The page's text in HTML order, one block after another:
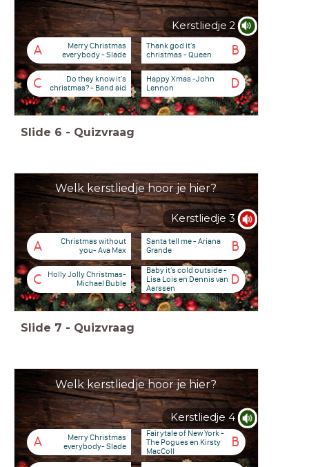
Kerstliedje 2
A
Merry Christmas
everybody - Slade
B
Thank god it's
christmas - Queen
C
Do they know it's
christmas? - Band aid
D
Happy Xmas -John
Lennon
Slide 6 - Quizvraag
Welk kerstliedje hoor je hier?
Kerstliedje 3
A
Christmas without
you- Ava Max
B
Santa tell me - Ariana
Grande
C
Holly Jolly Christmas-
Michael Buble
D
Baby it's cold outside -
Lisa Lois en Dennis van
Aarssen
Slide 7 - Quizvraag
Welk kerstliedje hoor je hier?
Kerstliedje 4
A
Merry Christmas
everybody- Slade
B
Fairytale of New York -
The Pogues en Kirsty
MacColl